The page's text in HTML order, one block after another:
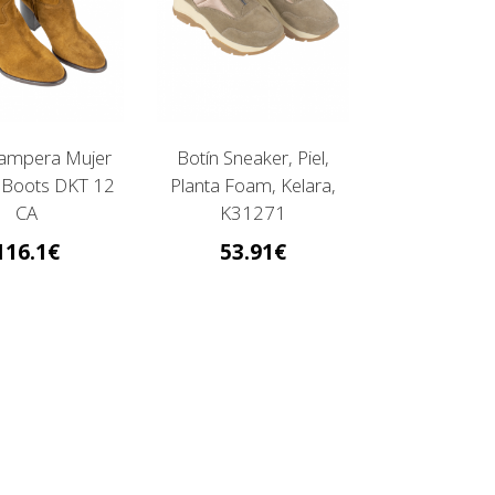
Mujer
DKT 12
CA
Botín Sneaker, Piel,
Planta Foam, Kelara,
K31271
53.91